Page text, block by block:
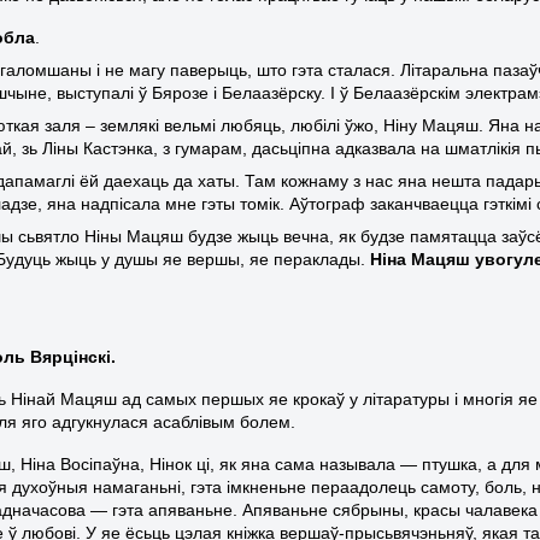
і не магу паверыць, што гэта сталася. Літаральна
выступалі ў Бярозе і Белаазёрску. І ў Белаазёрскім
заля – землякі вельмі любяць, любілі ўжо, Ніну Мацяш. Яна
зь Ліны Кастэнка, з гумарам, дасьціпна адказвала на шматлікія
ёй даехаць да хаты. Там кожнаму з нас яна нешта
яна надпісала мне гэты томік. Аўтограф заканчваецца
сьвятло Ніны Мацяш будзе жыць вечна, як будзе памятацца
жыць у душы яе вершы, яе пераклады. Ніна Мацяш
Вярцінскі.
Нінай Мацяш ад самых першых яе крокаў у літаратуры і многія
яго адгукнулася асаблівым болем.
Ніна Восіпаўна, Нінок ці, як яна сама называла — птушка, а
намаганьні, гэта імкненьне пераадолець самоту, боль,
— гэта апяваньне. Апяваньне сябрыны, красы
ў любові. У яе ёсьць цэлая кніжка вершаў-прысьвячэньняў, якая